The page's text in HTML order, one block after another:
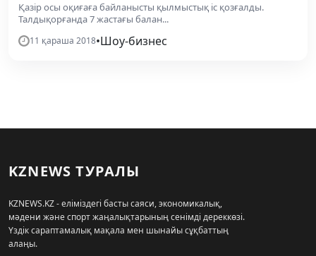
Қазір осы оқиғаға байланысты қылмыстық іс қозғалды.
Талдықорғанда 7 жастағы балан...
11 қараша 2018•Шоу-бизнес
KZNEWS ТУРАЛЫ
KZNEWS.KZ - еліміздегі басты саяси, экономикалық,
мәдени және спорт жаңалықтарының сенімді дереккөзі.
Үздік сараптамалық мақала мен шынайы сұқбаттың
алаңы.